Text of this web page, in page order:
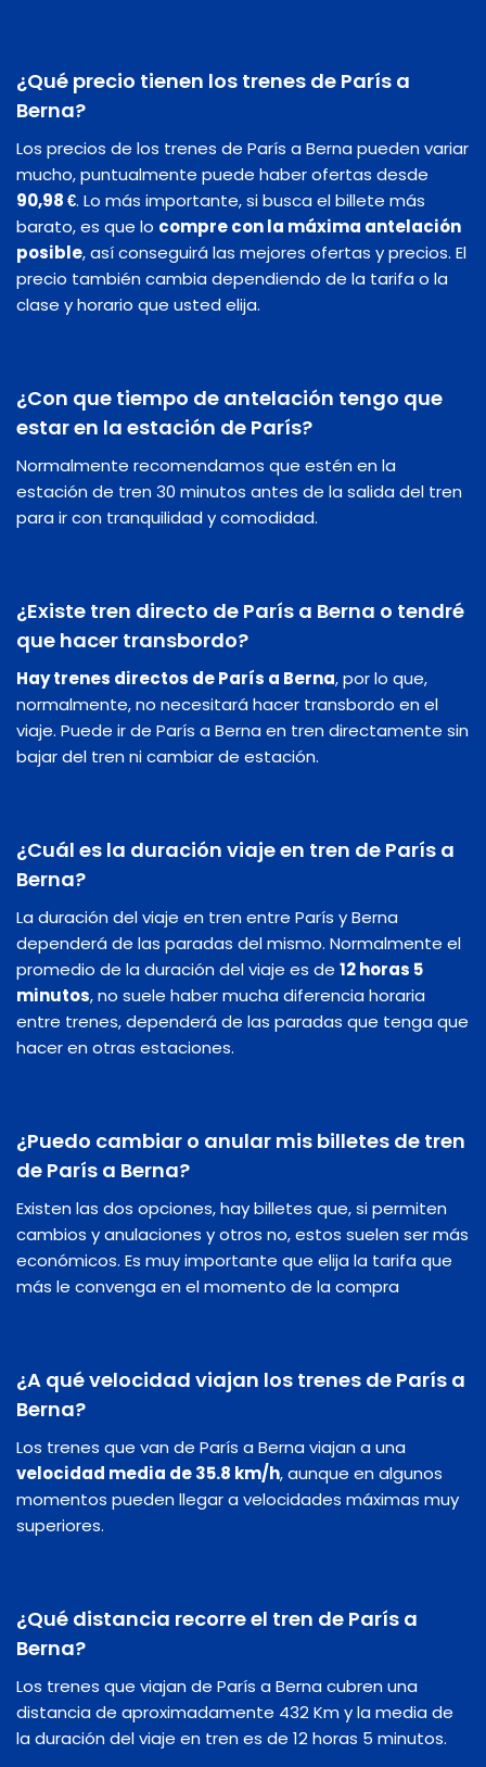
¿Qué precio tienen los trenes de París a
Berna?
Los precios de los trenes de París a Berna pueden variar
mucho, puntualmente puede haber ofertas desde
90,98 €. Lo más importante, si busca el billete más
barato, es que lo compre con la máxima antelación
posible, así conseguirá las mejores ofertas y precios. El
precio también cambia dependiendo de la tarifa o la
clase y horario que usted elija.
¿Con que tiempo de antelación tengo que
estar en la estación de París?
Normalmente recomendamos que estén en la
estación de tren 30 minutos antes de la salida del tren
para ir con tranquilidad y comodidad.
¿Existe tren directo de París a Berna o tendré
que hacer transbordo?
Hay trenes directos de París a Berna, por lo que,
normalmente, no necesitará hacer transbordo en el
viaje. Puede ir de París a Berna en tren directamente sin
bajar del tren ni cambiar de estación.
¿Cuál es la duración viaje en tren de París a
Berna?
La duración del viaje en tren entre París y Berna
dependerá de las paradas del mismo. Normalmente el
promedio de la duración del viaje es de 12 horas 5
minutos, no suele haber mucha diferencia horaria
entre trenes, dependerá de las paradas que tenga que
hacer en otras estaciones.
¿Puedo cambiar o anular mis billetes de tren
de París a Berna?
Existen las dos opciones, hay billetes que, si permiten
cambios y anulaciones y otros no, estos suelen ser más
económicos. Es muy importante que elija la tarifa que
más le convenga en el momento de la compra
¿A qué velocidad viajan los trenes de París a
Berna?
Los trenes que van de París a Berna viajan a una
velocidad media de 35.8 km/h, aunque en algunos
momentos pueden llegar a velocidades máximas muy
superiores.
¿Qué distancia recorre el tren de París a
Berna?
Los trenes que viajan de París a Berna cubren una
distancia de aproximadamente 432 Km y la media de
la duración del viaje en tren es de 12 horas 5 minutos.